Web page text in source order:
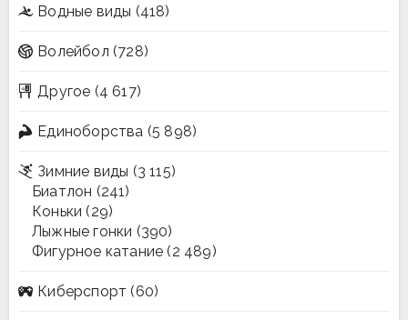
Водные виды (418)
Волейбол (728)
Другое (4 617)
Единоборства (5 898)
Зимние виды (3 115)
Биатлон (241)
Коньки (29)
Лыжные гонки (390)
Фигурное катание (2 489)
Киберспорт (60)